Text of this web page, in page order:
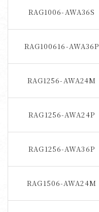
RAG1006-AWA36S
RAG100616-AWA36P
RAG1256-AWA24M
RAG1256-AWA24P
RAG1256-AWA36P
RAG1506-AWA24M